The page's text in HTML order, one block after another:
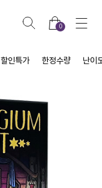
0
할인특가 한정수량 난이